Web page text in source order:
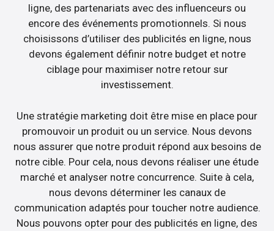
ligne, des partenariats avec des influenceurs ou
encore des événements promotionnels. Si nous
choisissons d’utiliser des publicités en ligne, nous
devons également définir notre budget et notre
ciblage pour maximiser notre retour sur
investissement.
Une stratégie marketing doit être mise en place pour
promouvoir un produit ou un service. Nous devons
nous assurer que notre produit répond aux besoins de
notre cible. Pour cela, nous devons réaliser une étude
marché et analyser notre concurrence. Suite à cela,
nous devons déterminer les canaux de
communication adaptés pour toucher notre audience.
Nous pouvons opter pour des publicités en ligne, des